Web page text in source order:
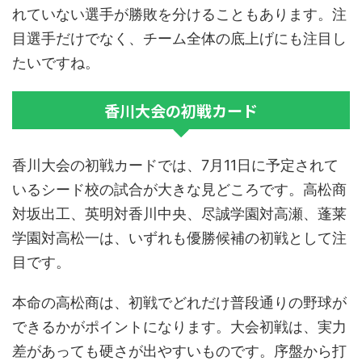
れていない選手が勝敗を分けることもあります。注
目選手だけでなく、チーム全体の底上げにも注目し
たいですね。
香川大会の初戦カード
香川大会の初戦カードでは、7月11日に予定されて
いるシード校の試合が大きな見どころです。高松商
対坂出工、英明対香川中央、尽誠学園対高瀬、蓬莱
学園対高松一は、いずれも優勝候補の初戦として注
目です。
本命の高松商は、初戦でどれだけ普段通りの野球が
できるかがポイントになります。大会初戦は、実力
差があっても硬さが出やすいものです。序盤から打